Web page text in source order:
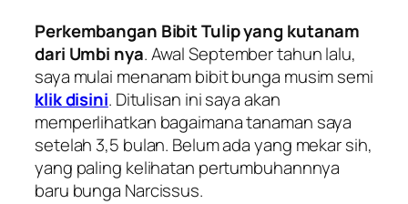
Perkembangan Bibit Tulip yang kutanam
dari Umbi nya. Awal September tahun lalu,
saya mulai menanam bibit bunga musim semi
klik disini. Ditulisan ini saya akan
memperlihatkan bagaimana tanaman saya
setelah 3,5 bulan. Belum ada yang mekar sih,
yang paling kelihatan pertumbuhannnya
baru bunga Narcissus.